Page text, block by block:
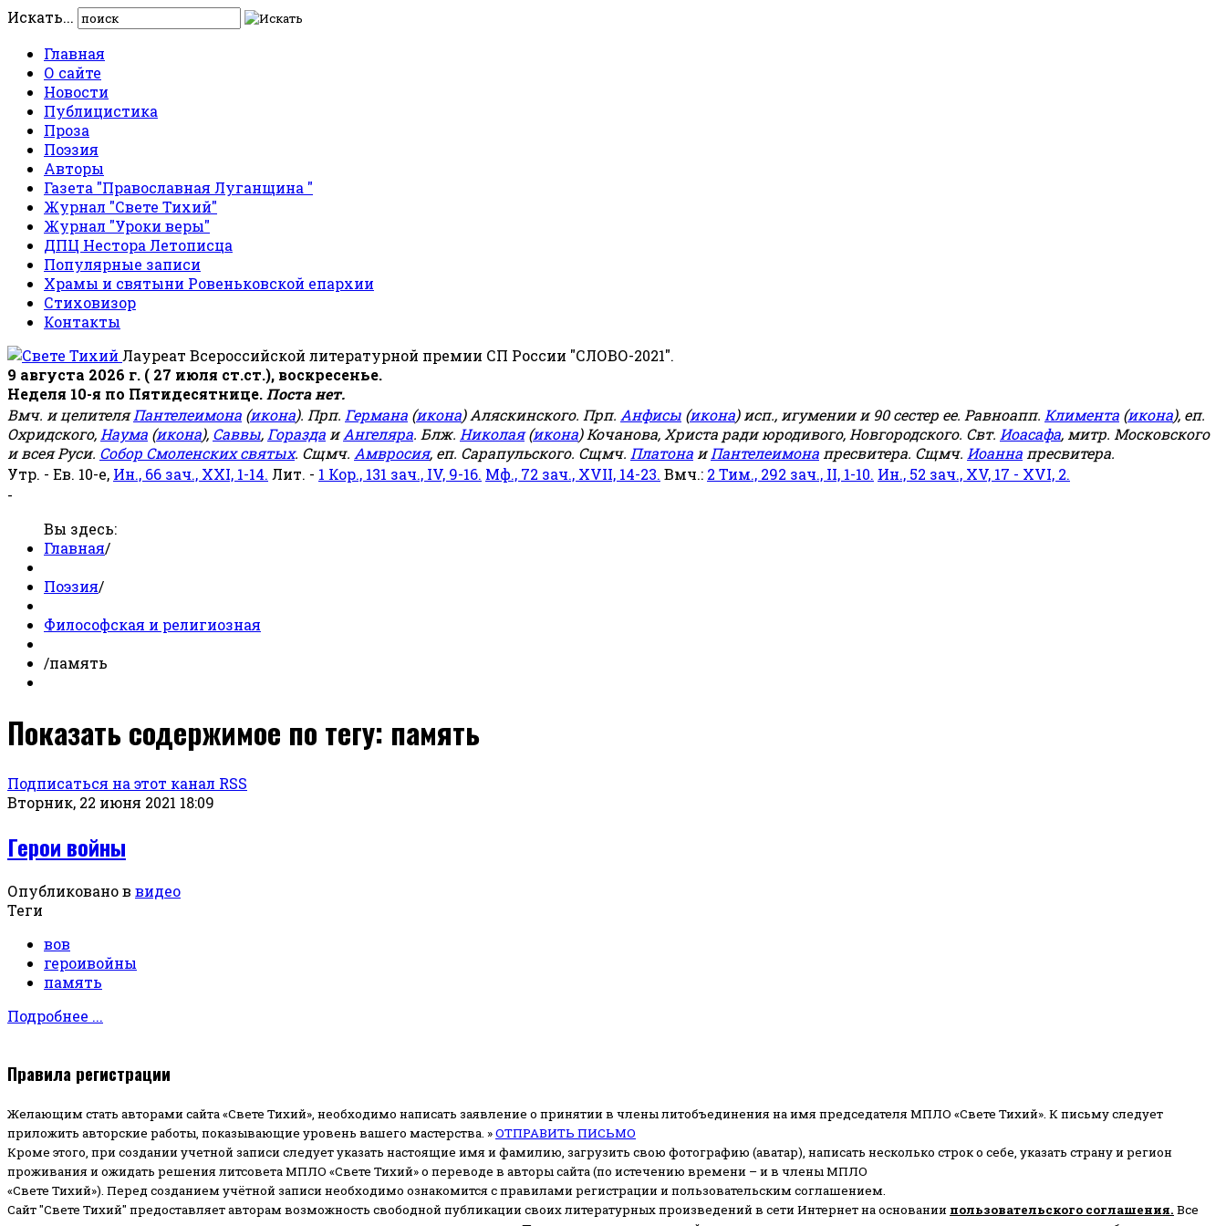
Искать...
Главная
О сайте
Новости
Публицистика
Проза
Поэзия
Авторы
Газета "Православная Луганщина "
Журнал "Свете Тихий"
Журнал "Уроки веры"
ДПЦ Нестора Летописца
Популярные записи
Храмы и святыни Ровеньковской епархии
Стиховизор
Контакты
Лауреат Всероссийской литературной премии СП России "СЛОВО-2021".
9 августа 2026 г. ( 27 июля ст.ст.), воскресенье.
Неделя 10-я по Пятидесятнице. Поста нет.
Вмч. и целителяПантелеимона (икона). Прп. Германа (икона) Аляскинского. Прп. Анфисы (икона) исп., игумении и 90 сестер ее. Равноапп. Климента (икона), еп.
Охридского, Наума (икона), Саввы, Горазда иАнгеляра. Блж. Николая(икона) Кочанова, Христа ради юродивого, Новгородского. Свт. Иоасафа, митр. Московского
и всея Руси. Собор Смоленских святых. Сщмч. Амвросия, еп. Сарапульского. Сщмч. Платона иПантелеимона пресвитера. Сщмч. Иоанна пресвитера.
Утр. - Ев. 10-е, Ин., 66 зач., XXI, 1-14. Лит. - 1 Кор., 131 зач., IV, 9-16. Мф., 72 зач., XVII, 14-23. Вмч.: 2 Тим., 292 зач., II, 1-10. Ин., 52 зач., XV, 17 - XVI, 2.
-
Вы здесь:
Главная/
Поэзия/
Философская и религиозная
/память
Показать содержимое по тегу: память
Подписаться на этот канал RSS
Вторник, 22 июня 2021 18:09
Герои войны
Опубликовано в видео
Теги
вов
героивойны
память
Подробнее ...
Правила регистрации
Желающим стать авторами сайта «Свете Тихий», необходимо написать заявление о принятии в члены литобъединения на имя председателя МПЛО «Свете Тихий». К письму следует
приложить авторские работы, показывающие уровень вашего мастерства. »ОТПРАВИТЬ ПИСЬМО
Кроме этого, при создании учетной записи следует указать настоящие имя и фамилию, загрузить свою фотографию (аватар), написать несколько строк о себе, указать страну и регион
проживания и ожидать решения литсовета МПЛО «Свете Тихий» о переводе в авторы сайта (по истечению времени – и в члены МПЛО
«Свете Тихий»). Перед созданием учётной записи необходимо ознакомится с правилами регистрации и пользовательским соглашением.
Сайт "Свете Тихий" предоставляет авторам возможность свободной публикации своих литературных произведений в сети Интернет на основании пользовательского соглашения. Все